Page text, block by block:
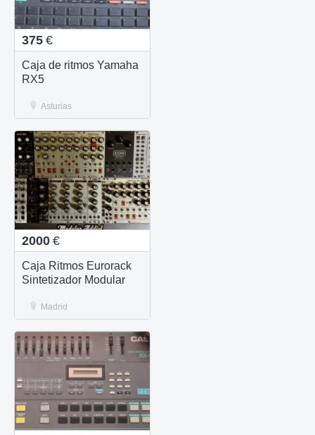
375 €
Caja de ritmos Yamaha
RX5
Asturias
2000 €
Caja Ritmos Eurorack
Sintetizador Modular
Madrid